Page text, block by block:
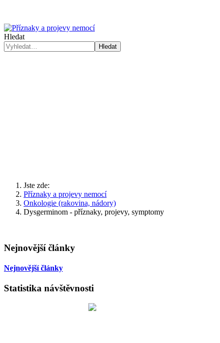
Hledat
Hledat
Jste zde:
Příznaky a projevy nemocí
Onkologie (rakovina, nádory)
Dysgerminom - příznaky, projevy, symptomy
Nejnovější články
Nejnovější články
Statistika návštěvnosti